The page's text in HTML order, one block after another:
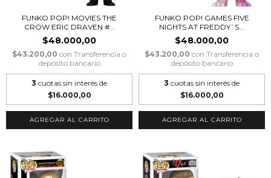
FUNKO POP! MOVIES THE
CROW ERIC DRAVEN #...
$48.000,00
$43.200,00 con Transferencia o
depósito bancario
3 cuotas sin interés de
$16.000,00
FUNKO POP! GAMES FIVE
NIGHTS AT FREDDY`S...
$48.000,00
$43.200,00 con Transferencia o
depósito bancario
3 cuotas sin interés de
$16.000,00